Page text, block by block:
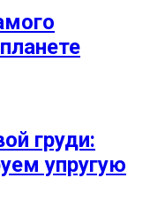
груди:
упругую